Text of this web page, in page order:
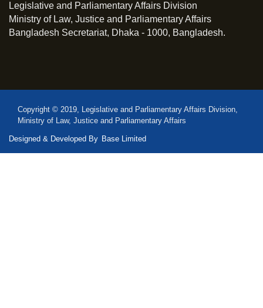
Legislative and Parliamentary Affairs Division
Ministry of Law, Justice and Parliamentary Affairs
Bangladesh Secretariat, Dhaka - 1000, Bangladesh.
Copyright © 2019, Legislative and Parliamentary Affairs Division,
Ministry of Law, Justice and Parliamentary Affairs
Designed & Developed By Base Limited